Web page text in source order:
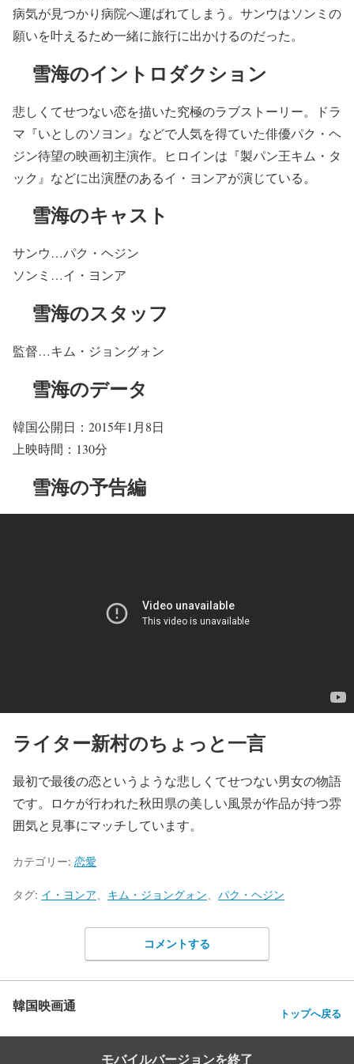
病気が見つかり病院へ運ばれてしまう。サンウはソンミの
願いを叶えるため一緒に旅行に出かけるのだった。
雪海のイントロダクション
悲しくてせつない恋を描いた究極のラブストーリー。ドラ
マ『いとしのソヨン』などで人気を得ていた俳優パク・ヘ
ジン待望の映画初主演作。ヒロインは『製パン王キム・タ
ック』などに出演歴のあるイ・ヨンアが演じている。
雪海のキャスト
サンウ…パク・ヘジン
ソンミ…イ・ヨンア
雪海のスタッフ
監督…キム・ジョングォン
雪海のデータ
韓国公開日：2015年1月8日
上映時間：130分
雪海の予告編
ライター新村のちょっと一言
最初で最後の恋というような悲しくてせつない男女の物語
です。ロケが行われた秋田県の美しい風景が作品が持つ雰
囲気と見事にマッチしています。
カテゴリー: 恋愛
タグ: イ・ヨンア キム・ジョングォン パク・ヘジン
コメントする
韓国映画通 トップへ戻る
モバイルバージョンを終了